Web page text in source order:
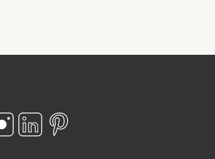
nous sur Instagram
Suivez-nous sur LinkedIn
Suivez-nous sur Pinterest